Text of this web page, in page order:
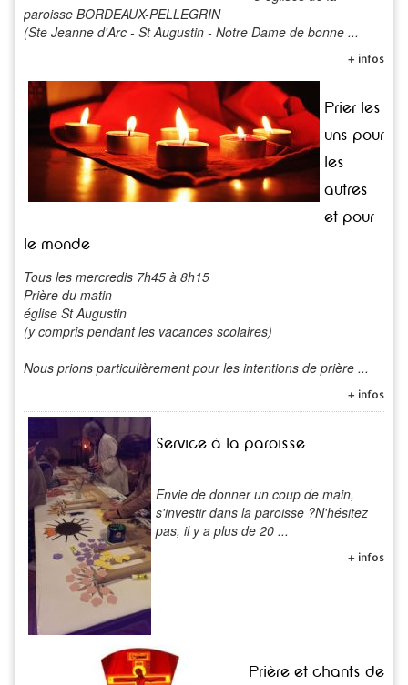
paroisse BORDEAUX-PELLEGRIN
(Ste Jeanne d'Arc - St Augustin - Notre Dame de bonne ...
+ infos
Prier les
uns pour
les
autres
et pour
le monde
Tous les mercredis 7h45 à 8h15
Prière du matin
église St Augustin
(y compris pendant les vacances scolaires)
Nous prions particulièrement pour les intentions de prière ...
+ infos
Service à la paroisse
Envie de donner un coup de main,
s'investir dans la paroisse ?N'hésitez
pas, il y a plus de 20 ...
+ infos
Prière et chants de